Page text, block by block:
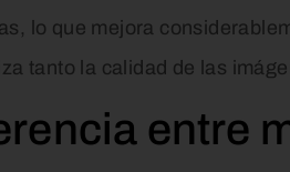
lo que mejora
tanto la calidad de las
entre